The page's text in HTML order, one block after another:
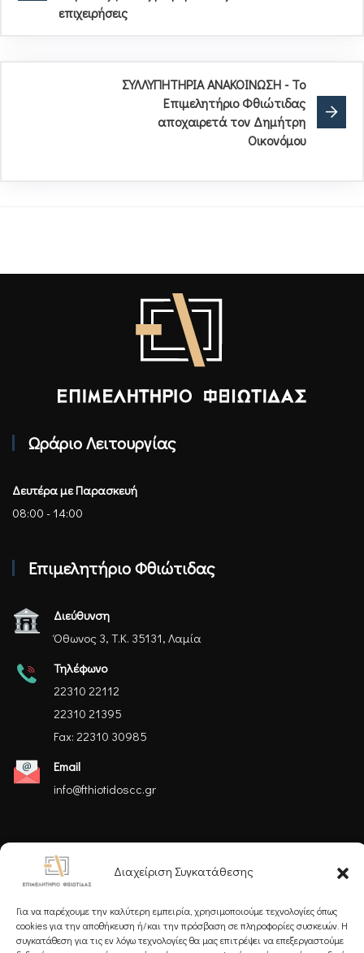
Διαχείριση Συγκατάθεσης
Για να παρέχουμε την καλύτερη εμπειρία, χρησιμοποιούμε τεχνολογίες όπως
cookies για την αποθήκευση ή/και την πρόσβαση σε πληροφορίες συσκευών. Η
συγκατάθεση για τις εν λόγω τεχνολογίες θα μας επιτρέψει να επεξεργαστούμε
επιχειρήσεις
ΣΥΛΛΥΠΗΤΗΡΙΑ ΑΝΑΚΟΙΝΩΣΗ - Το
Επιμελητήριο Φθιώτιδας
αποχαιρετά τον Δημήτρη
Οικονόμου
Ωράριο Λειτουργίας
Δευτέρα με Παρασκευή
08:00 - 14:00
Επιμελητήριο Φθιώτιδας
Διεύθυνση
Όθωνος 3, Τ.Κ. 35131, Λαμία
Τηλέφωνο
22310 22112
22310 21395
Fax: 22310 30985
Email
info@fthiotidoscc.gr
Ακολουθήστε μας